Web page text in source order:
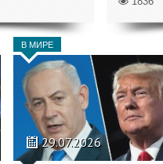
В МИРЕ
29.07.2026